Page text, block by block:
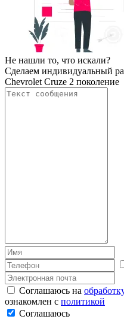
Не нашли то, что искали?
Сделаем индивидуальный
Chevrolet Cruze 2 поколение
Соглашаюсь на
ознакомлен с политикой
Соглашаюсь